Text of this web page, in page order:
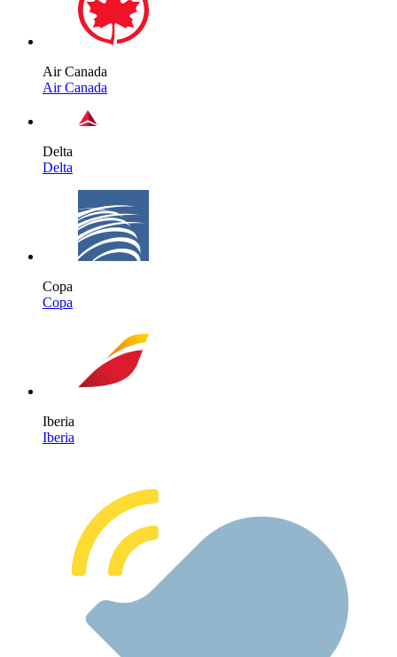
Air Canada
Air Canada
Delta
Delta
Copa
Copa
Iberia
Iberia